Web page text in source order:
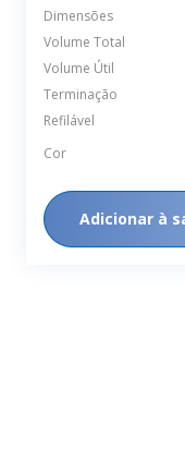
Dimensões
Volume Total
Volume Útil
Terminação
Refilável
Cor
Adicionar à